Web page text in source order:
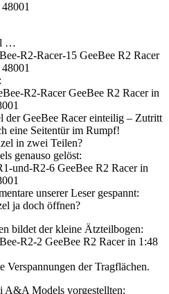
…
der GeeBee Racer einteilig – Zutritt
eine Seitentür im Rumpf!
in zwei Teilen?
genauso gelöst:
unserer Leser gespannt:
ja doch öffnen?
bildet der kleine Ätzteilbogen:
Verspannungen der Tragflächen.
A&A Models vorgestellten: